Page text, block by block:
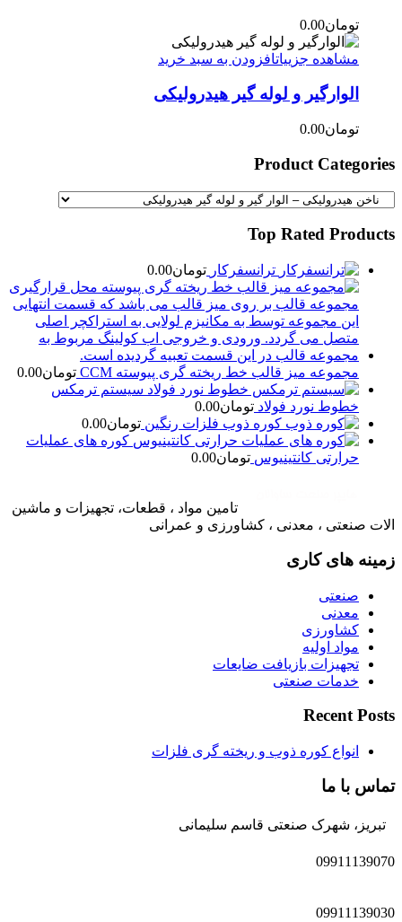
تومان0.00
مشاهده جزییاتافزودن به سبد خرید
الوارگیر و لوله گیر هیدرولیکی
تومان0.00
Product Categories
Top Rated Products
ترانسفرکار تومان0.00
مجموعه میز قالب خط ریخته گری پیوسته CCM تومان0.00
سیستم ترمکس
خطوط نورد فولاد تومان0.00
کوره ذوب فلزات رنگین تومان0.00
کوره های عملیات
حرارتی کانتینیوس تومان0.00
تامین مواد ، قطعات، تجهیزات و ماشین
الات صنعتی ، معدنی ، کشاورزی و عمرانی
زمینه های کاری
صنعتی
معدنی
کشاورزی
مواد اولیه
تجهیزات بازیافت ضایعات
خدمات صنعتی
Recent Posts
انواع کوره ذوب و ریخته گری فلزات
تماس با ما
تبریز، شهرک صنعتی قاسم سلیمانی
09911139070
09911139030